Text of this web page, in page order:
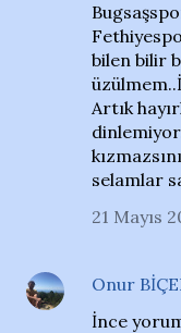
bilen bilir
Artık
selamlar
21 Mayıs
Onur
İnce